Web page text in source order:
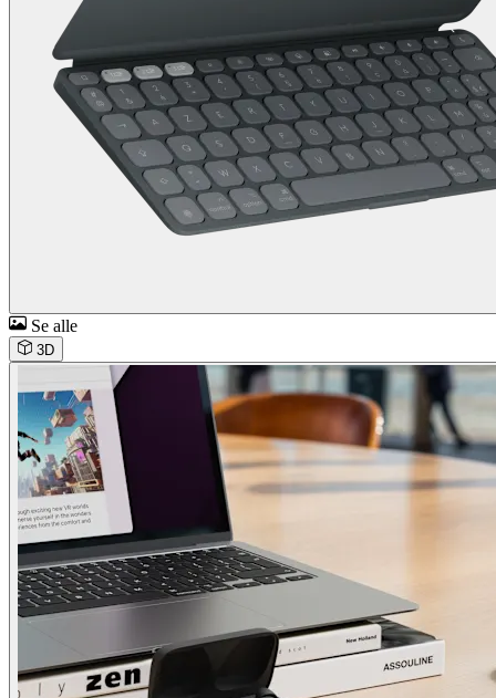
Se alle
3D